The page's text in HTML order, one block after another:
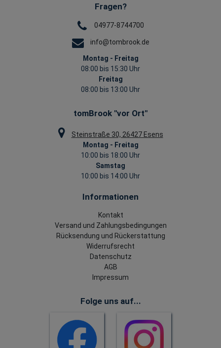
Fragen?
04977-8744700
info@tombrook.de
Montag - Freitag
08:00 bis 15:30 Uhr
Freitag
08:00 bis 13:00 Uhr
tomBrook "vor Ort"
Steinstraße 30, 26427 Esens
Montag - Freitag
10:00 bis 18:00 Uhr
Samstag
10:00 bis 14:00 Uhr
Informationen
Kontakt
Versand und Zahlungsbedingungen
Rücksendung und Rückerstattung
Widerrufsrecht
Datenschutz
AGB
Impressum
Folge uns auf...